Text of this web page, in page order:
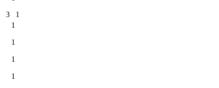
3
1
1
1
1
1